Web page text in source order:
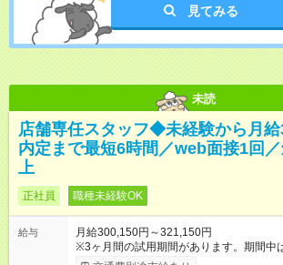
見てみる
未読
店舗専任スタッフ◆未経験から月給
内定まで最短6時間／web面接1回
上
正社員 職種未経験OK
給与
月給300,150円～321,150円
※3ヶ月間の試用期間があります。期間中
遇に違いはありません。 ※給与には月30時間分の固定残業代